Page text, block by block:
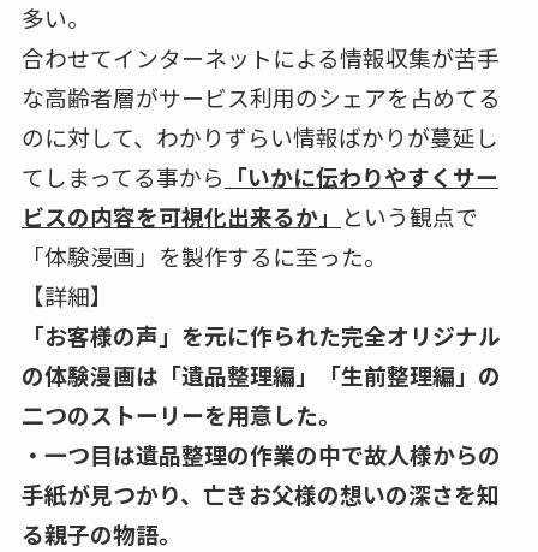
多い。
合わせてインターネットによる情報収集が苦手
な高齢者層がサービス利用のシェアを占めてる
のに対して、わかりずらい情報ばかりが蔓延し
てしまってる事から 「いかに伝わりやすくサー
ビスの内容を可視化出来るか」 という観点で
「体験漫画」を製作するに至った。
【詳細】
「お客様の声」を元に作られた完全オリジナル
の体験漫画は「遺品整理編」「生前整理編」の
二つのストーリーを用意した。
・一つ目は遺品整理の作業の中で故人様からの
手紙が見つかり、亡きお父様の想いの深さを知
る親子の物語。